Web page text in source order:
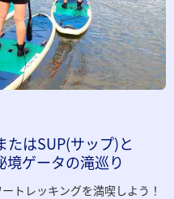
はSUP(サップ)と
境ゲータの滝巡り
トレッキングを満喫しよう！